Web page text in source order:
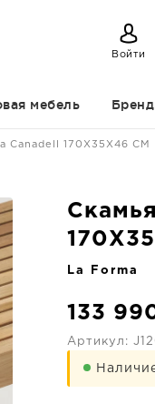
Войти
мебель
Canadell 170X35X46 CM
La Forma
133
Артикул: